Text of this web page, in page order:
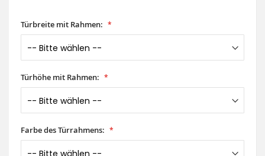
Türbreite mit Rahmen:
Türhöhe mit Rahmen:
Farbe des Türrahmens: